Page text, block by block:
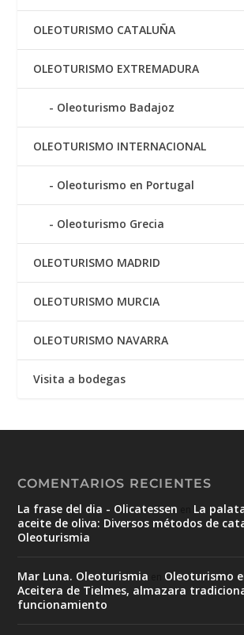
OLEOTURISMO CATALUÑA
OLEOTURISMO EXTREMADURA
Oleoturismo Badajoz
OLEOTURISMO INTERNACIONAL
Oleoturismo en Portugal
Oleoturismo Grecia
OLEOTURISMO MADRID
OLEOTURISMO MURCIA
OLEOTURISMO NAVARRA
Visita a bodegas
COMENTARIOS RECIENTES
La frase del dia - Olicatessen
La
aceite de oliva: Diversos métodos de
Oleoturismia
Mar Luna. Oleoturismia
Oleoturismo
Aceitera de Tielmes, almazara
funcionamiento